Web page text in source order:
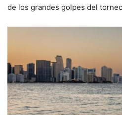
de los grandes golpes del